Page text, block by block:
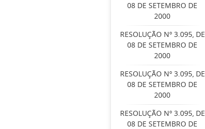
08 DE SETEMBRO DE
2000
RESOLUÇÃO Nº 3.095, DE
08 DE SETEMBRO DE
2000
RESOLUÇÃO Nº 3.095, DE
08 DE SETEMBRO DE
2000
RESOLUÇÃO Nº 3.095, DE
08 DE SETEMBRO DE